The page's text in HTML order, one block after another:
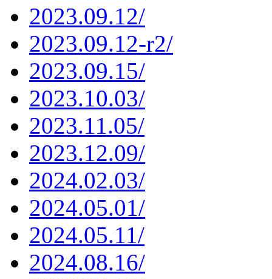
2023.09.12/
2023.09.12-r2/
2023.09.15/
2023.10.03/
2023.11.05/
2023.12.09/
2024.02.03/
2024.05.01/
2024.05.11/
2024.08.16/